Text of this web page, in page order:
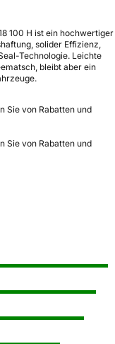
100 H ist ein hochwertiger
solider Effizienz,
Technologie. Leichte
bleibt aber ein
Sie von Rabatten und
Sie von Rabatten und